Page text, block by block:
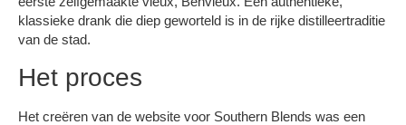
klassieke drank die diep geworteld is in de rijke distilleertraditie
van de stad.
Het proces
Het creëren van de website voor Southern Blends was een